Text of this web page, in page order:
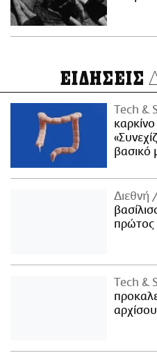
ΕΙΔΗΣΕΙΣ
Τech &
βασικό
Διεθνή
πρώτος
Τech &